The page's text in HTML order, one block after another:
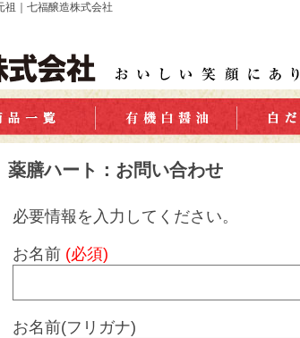
祖｜七福醸造株式会社
薬膳ハート：お問い合わせ
必要情報を入力してください。
お名前 (必須)
お名前(フリガナ)